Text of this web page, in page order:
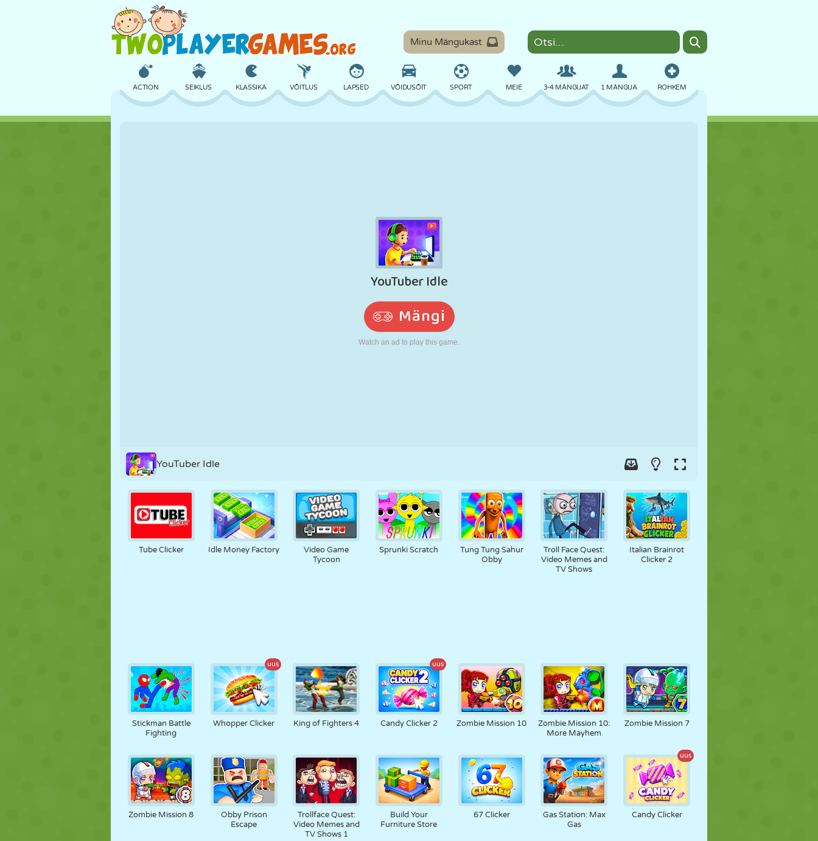
Minu Mängukast
ROHKEM
ACTION SEIKLUS KLASSIKA VÕITLUS LAPSED VÕIDUSÕIT SPORT MEIE 3-4 MÄNGIJAT 1 MÄNGIJA
KOLETISED MOOTORRATAS
JOOKSMINE
TRULL
YouTuber Idle
Tube Clicker Idle Money Factory
Video Game
Tycoon
Sprunki Scratch
Tung Tung Sahur
Obby
Troll Face Quest:
Video Memes and
TV Shows
Italian Brainrot
Clicker 2
Stickman Battle
Fighting
uus
Whopper Clicker King of Fighters 4
uus
Candy Clicker 2 Zombie Mission 10
Zombie Mission 10:
More Mayhem
Zombie Mission 7
Zombie Mission 8
Obby Prison
Escape
Trollface Quest:
Video Memes and
TV Shows 1
Build Your
Furniture Store
67 Clicker
Gas Station: Max
Gas
uus
Candy Clicker